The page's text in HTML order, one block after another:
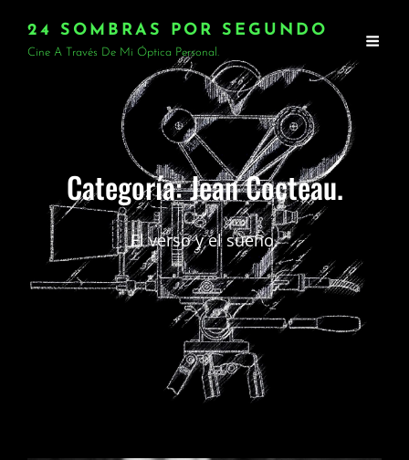
24 SOMBRAS POR SEGUNDO
Cine A Través De Mi Óptica Personal.
Categoría:Jean Cocteau.
El verso y el sueño.